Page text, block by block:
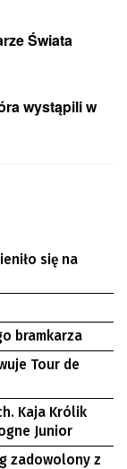
Świata
wystąpili w
się na
bramkarza
Tour de
Kaja Królik
Junior
zadowolony z